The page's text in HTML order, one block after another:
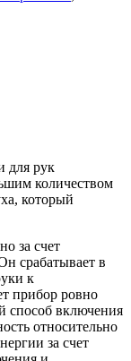
для рук
количеством
который
за счет
срабатывает в
к
прибор ровно
способ включения
относительно
за счет